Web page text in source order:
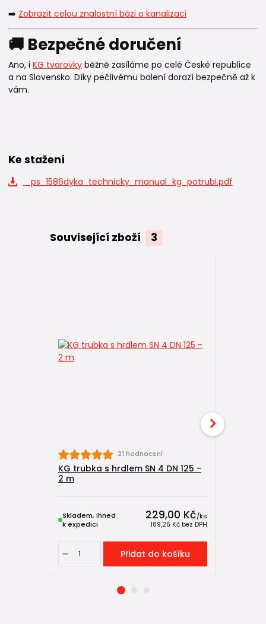
➡️ Zobrazit celou znalostní bázi o kanalizaci
🚚 Bezpečné doručení
Ano, i KG tvarovky běžně zasíláme po celé České republice
a na Slovensko. Díky pečlivému balení dorazí bezpečně až k
vám.
Ke stažení
_ps_1586dyka_technicky_manual_kg_potrubi.pdf
Související zboží 3
21 hodnocení
KG trubka s hrdlem SN 4 DN 125 -
2 m
229,00 Kč/ks
189,26 Kč bez DPH
Skladem, ihned
k expedici
Přidat do košíku